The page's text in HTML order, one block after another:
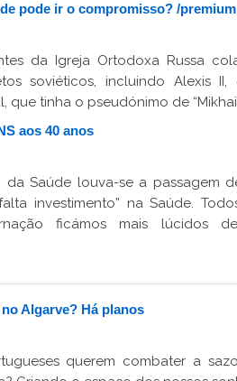
pode ir o compromisso? /premium
da Igreja Ortodoxa Russa
soviéticos, incluindo Alexis
que tinha o pseudónimo de
aos 40 anos
Saúde louva-se a passagem
investimento” na Saúde.
ficámos mais lúcidos
Algarve? Há planos
querem combater a